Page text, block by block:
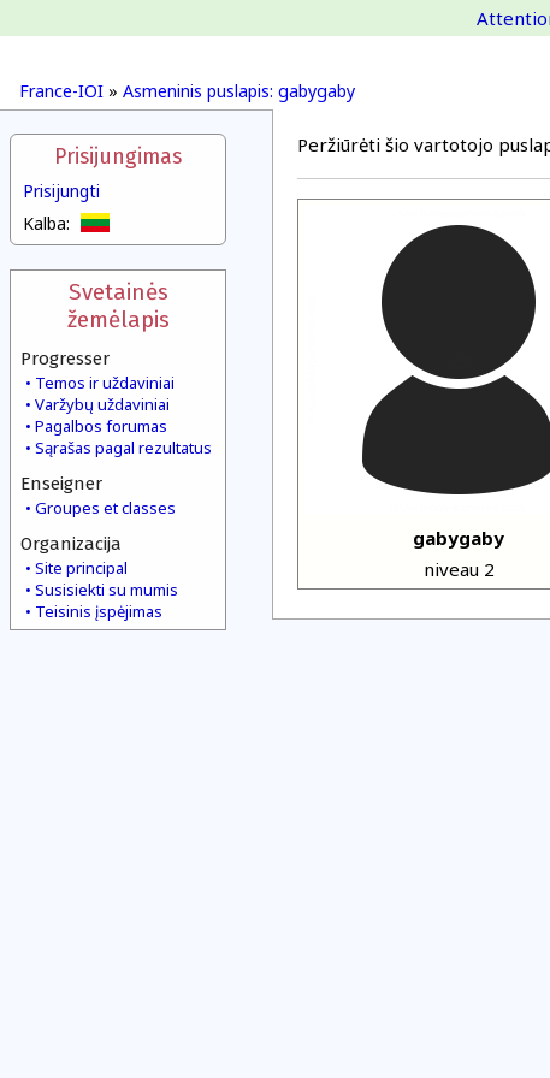
France-IOI » Asmeninis puslapis: gabygaby
Prisijungimas
Prisijungti
Kalba:
Svetainės
žemėlapis
Progresser
Temos ir uždaviniai
Varžybų uždaviniai
Pagalbos forumas
Sąrašas pagal rezultatus
Enseigner
Groupes et classes
Organizacija
Site principal
Susisiekti su mumis
Teisinis įspėjimas
Peržiūrėti šio vartotojo
gabygaby
niveau 2